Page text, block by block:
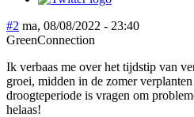
#2 ma, 08/08/2022 - 23:40
GreenConnection
Ik verbaas me over het tijdstip van
groei, midden in de zomer
droogteperiode is vragen om
helaas!